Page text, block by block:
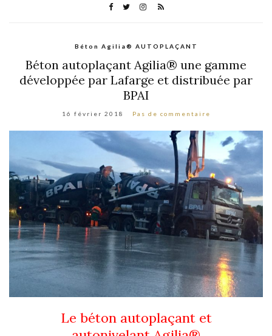
Béton Agilia® AUTOPLAÇANT
Béton autoplaçant Agilia® une gamme
développée par Lafarge et distribuée par
BPAI
16 février 2018 Pas de commentaire
Le béton autoplaçant et